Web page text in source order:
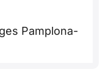
Pamplona-